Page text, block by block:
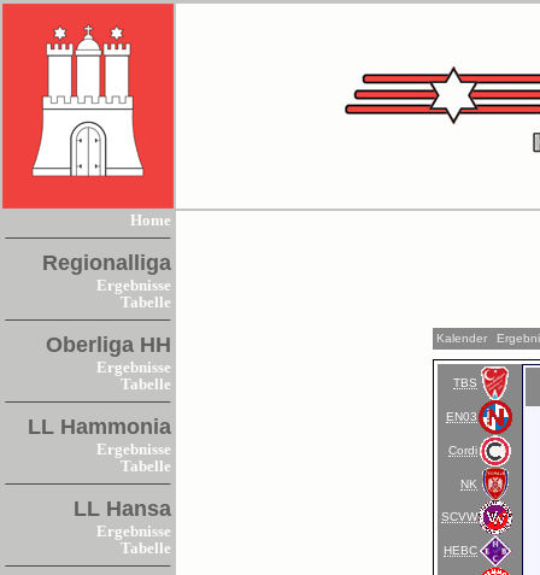
Home
Regionalliga
Ergebnisse
Tabelle
Oberliga HH
Ergebnisse
Tabelle
LL Hammonia
Ergebnisse
Tabelle
LL Hansa
Ergebnisse
Tabelle
Kalender
TBS
EN03
Cordi
NK
SCVW
HEBC